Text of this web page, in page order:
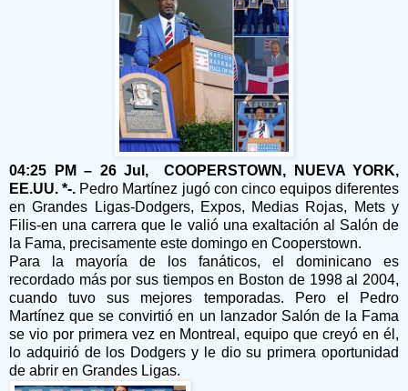
04:25 PM – 26 Jul, COOPERSTOWN, NUEVA YORK,
EE.UU. *-. Pedro Martínez jugó con cinco equipos diferentes
en Grandes Ligas-Dodgers, Expos, Medias Rojas, Mets y
Filis-en una carrera que le valió una exaltación al Salón de
la Fama, precisamente este domingo en Cooperstown.
Para la mayoría de los fanáticos, el dominicano es
recordado más por sus tiempos en Boston de 1998 al 2004,
cuando tuvo sus mejores temporadas. Pero el Pedro
Martínez que se convirtió en un lanzador Salón de la Fama
se vio por primera vez en Montreal, equipo que creyó en él,
lo adquirió de los Dodgers y le dio su primera oportunidad
de abrir en Grandes Ligas.